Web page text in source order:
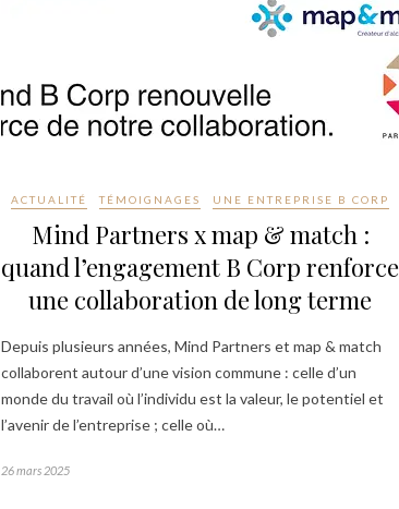
ACTUALITÉ TÉMOIGNAGES UNE ENTREPRISE B CORP
Mind Partners x map & match :
quand l’engagement B Corp renforce
une collaboration de long terme
Depuis plusieurs années, Mind Partners et map & match
collaborent autour d’une vision commune : celle d’un
monde du travail où l’individu est la valeur, le potentiel et
l’avenir de l’entreprise ; celle où…
26 mars 2025